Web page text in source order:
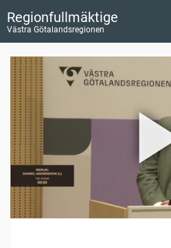
Regionfullmäktige
Västra Götalandsregionen